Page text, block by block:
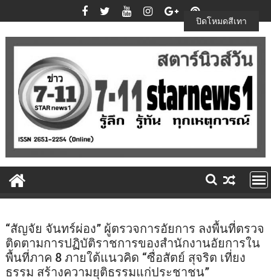
to
content
“สัญจัย จันทร์ผ่อง” ผู้ตรวจการอัยการ ลงพื้นที่ตรวจ
ติดตามการปฏิบัติราชการของสำนักงานอัยการใน
พื้นที่ภาค 8 ภายใต้แนวคิด “ซื่อสัตย์ สุจริต เที่ยง
ธรรม สร้างความยุติธรรมแก่ประชาชน”
ปิดโหมดสีเทา